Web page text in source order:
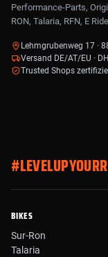
Performance-Parts,
RON, Talaria, RFN, E
Lehmgrubenweg 17 ·
Versand DE/AT/EU ·
Trusted Shops
BIKES
Sur-Ron
Talaria